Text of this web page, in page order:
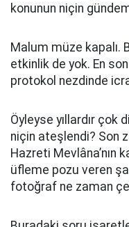
konunun niçin
Malum müze kapalı.
etkinlik de yok. En
protokol nezdinde
Öyleyse yıllardır çok
niçin ateşlendi? Son
Hazreti Mevlâna’nın
üfleme pozu veren
fotoğraf ne zaman